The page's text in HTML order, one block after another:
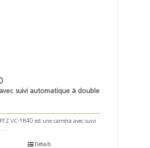
suivi automatique à double
VC-TR40 est une caméra avec suivi
. .
Détails